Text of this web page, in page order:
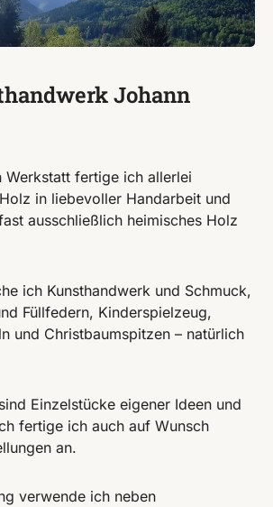
Johann
Werkstatt fertige ich allerlei
in liebevoller Handarbeit und
ausschließlich heimisches Holz
ich Kunsthandwerk und Schmuck,
Füllfedern, Kinderspielzeug,
und Christbaumspitzen – natürlich
Einzelstücke eigener Ideen und
fertige ich auch auf Wunsch
an.
verwende ich neben